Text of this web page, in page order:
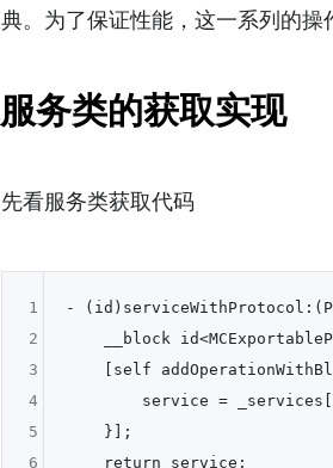
典。为了保证性能，这一系列的操
服务类的获取实现
先看服务类获取代码
-
__block
[self
service =
    }];
    return service;
1
2
3
4
5
6